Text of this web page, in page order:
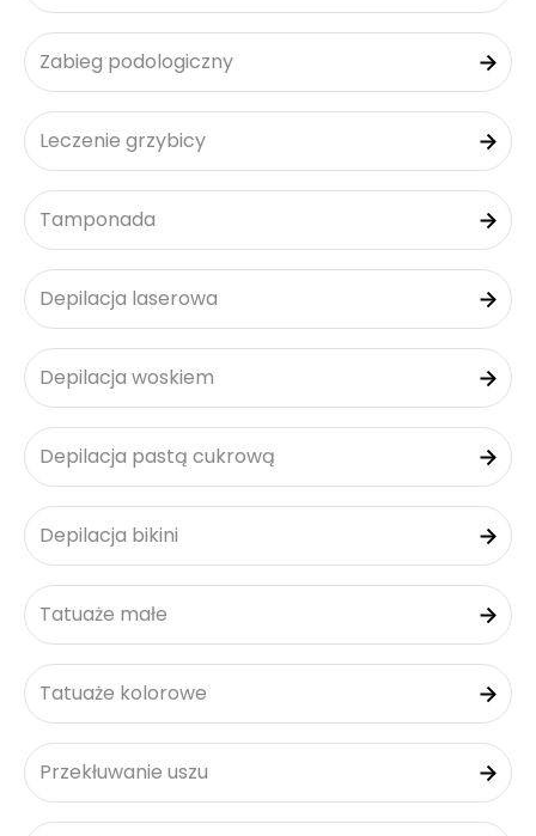
Zabieg podologiczny
Leczenie grzybicy
Tamponada
Depilacja laserowa
Depilacja woskiem
Depilacja pastą cukrową
Depilacja bikini
Tatuaże małe
Tatuaże kolorowe
Przekłuwanie uszu